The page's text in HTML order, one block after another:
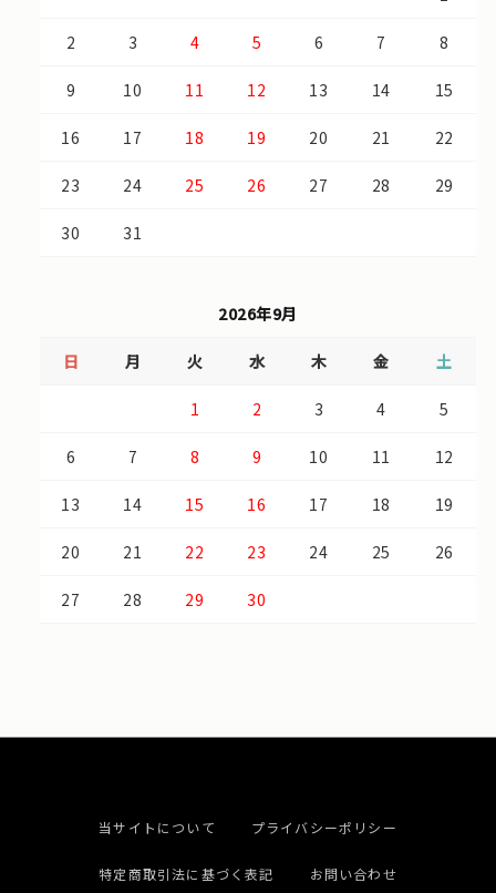
2 3 4 5 6 7 8
9 10 11 12 13 14 15
16 17 18 19 20 21 22
23 24 25 26 27 28 29
30 31
2026年9月
日 月 火 水 木 金 土
1 2 3 4 5
6 7 8 9 10 11 12
13 14 15 16 17 18 19
20 21 22 23 24 25 26
27 28 29 30
当サイトについて プライバシーポリシー
特定商取引法に基づく表記 お問い合わせ